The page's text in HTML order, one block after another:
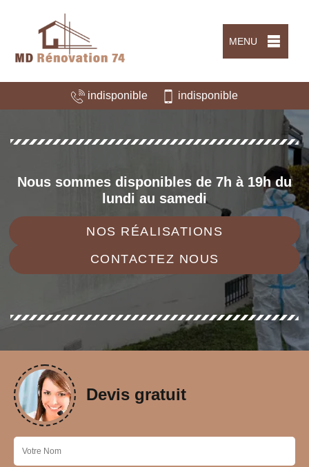
MENU
indisponible indisponible
Nous sommes disponibles de 7h à 19h du
lundi au samedi
NOS RÉALISATIONS
CONTACTEZ NOUS
Devis gratuit